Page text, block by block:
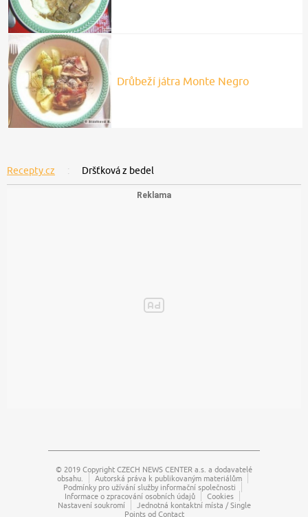
Drůbeží játra Monte Negro
Recepty.cz Dršťková z bedel
© 2019 Copyright CZECH NEWS CENTER a.s. a dodavatelé
obsahu.
Autorská práva k publikovaným materiálům
Podmínky pro užívání služby informační společnosti
Informace o zpracování osobních údajů
Cookies
Nastavení soukromí
Jednotná kontaktní místa / Single
Points od Contact